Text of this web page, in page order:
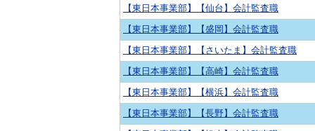
【東日本事業部】【仙台】会計監査職
【東日本事業部】【盛岡】会計監査職
【東日本事業部】【さいたま】会計監査職
【東日本事業部】【高崎】会計監査職
【東日本事業部】【横浜】会計監査職
【東日本事業部】【長野】会計監査職